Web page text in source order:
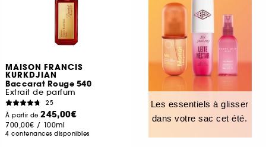
MAISON FRANCIS
KURKDJIAN
Baccarat Rouge 540
Extrait de parfum
25
À partir de245,00€
700,00€ / 100ml
4 contenances disponibles
Les essentiels à glisser
dans votre sac cet été.